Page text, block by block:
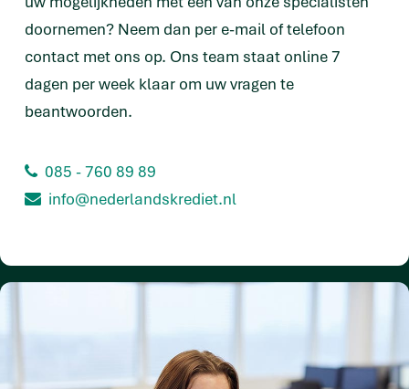
doornemen? Neem dan per e-mail of telefoon
contact met ons op. Ons team staat online 7
dagen per week klaar om uw vragen te
beantwoorden.
085 - 760 89 89
info@nederlandskrediet.nl